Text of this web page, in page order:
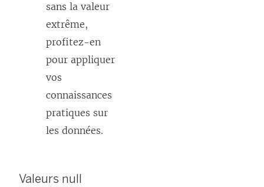
sans la valeur
extrême,
profitez-en
pour appliquer
vos
connaissances
pratiques sur
les données.
Valeurs null